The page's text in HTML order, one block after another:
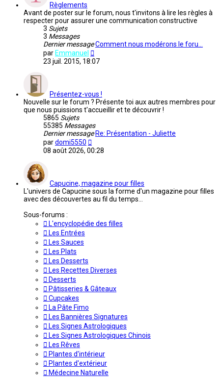
Règlements
Avant de poster sur le forum, nous t'invitons à lire les règles à
respecter pour assurer une communication constructive
3 Sujets
3 Messages
Dernier messageComment nous modérons le foru…
par Emmanuel
le
23 juil. 2015, 18:07
Présentez-vous !
Nouvelle sur le forum ? Présente toi aux autres membres pour
que nous puissions t'accueillir et te découvrir !
5865 Sujets
55385 Messages
Dernier message Re: Présentation - Juliette
pardomi5550
le
08 août 2026, 00:28
Capucine, magazine pour filles
L'univers de Capucine sous la forme d'un magazine pour filles
avec des découvertes au fil du temps...
Sous-forums :
L'encyclopédie des filles
Les Entrées
Les Sauces
Les Plats
Les Desserts
Les Recettes Diverses
Desserts
Pâtisseries & Gâteaux
Cupcakes
La Pâte Fimo
Les Bannières Signatures
Les Signes Astrologiques
Les Signes Astrologiques Chinois
Les Rêves
Plantes d'intérieur
Plantes d'extérieur
Médecine Naturelle